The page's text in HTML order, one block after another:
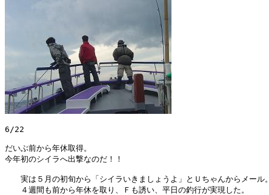
6/22
だいぶ前から年休取得。
今年初のシイラへ出撃なのだ！！
実は５月の初旬から「シイラいきましょうよ」とＵちゃんからメール。
４週間も前から年休を取り、Ｆも誘い、平日の釣行が実現した。